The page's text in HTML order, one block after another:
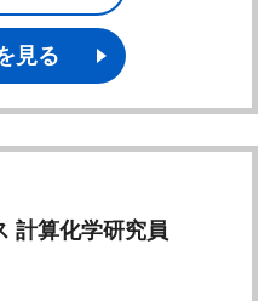
見る
計算化学研究員